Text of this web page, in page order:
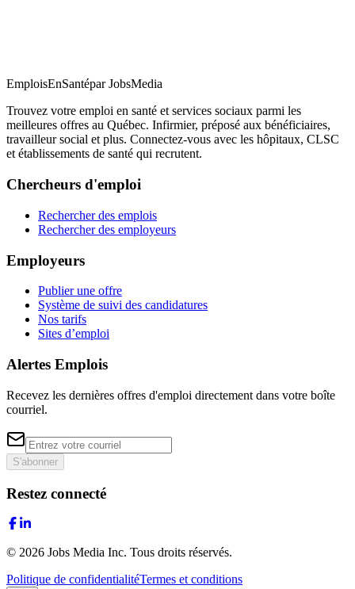
EmploisEnSantépar JobsMedia
Trouvez votre emploi en santé et services sociaux parmi les
meilleures offres au Québec. Infirmier, préposé aux bénéficiaires,
travailleur social et plus. Connectez-vous avec les hôpitaux, CLSC
et établissements de santé qui recrutent.
Chercheurs d'emploi
Rechercher des emplois
Rechercher des employeurs
Employeurs
Publier une offre
Système de suivi des candidatures
Nos tarifs
Sites d’emploi
Alertes Emplois
Recevez les dernières offres d'emploi directement dans votre boîte
courriel.
S'abonner
Restez connecté
© 2026 Jobs Media Inc. Tous droits réservés.
Politique de confidentialitéTermes et conditions